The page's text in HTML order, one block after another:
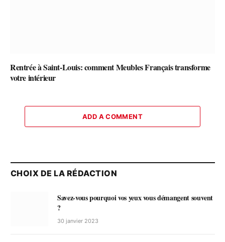
Rentrée à Saint-Louis: comment Meubles Français transforme
votre intérieur
ADD A COMMENT
CHOIX DE LA RÉDACTION
Savez-vous pourquoi vos yeux vous démangent souvent
?
30 janvier 2023